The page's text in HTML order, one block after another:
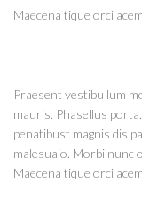
Maecena tique orci
Praesent vestibu lum
mauris. Phasellus
penatibust magnis dis
malesuaio. Morbi nunc
Maecena tique orci